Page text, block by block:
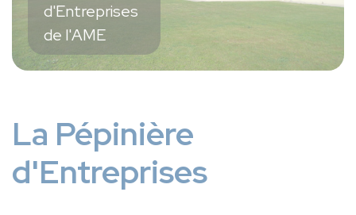
d'Entreprises
de l'AME
La Pépinière
d'Entreprises